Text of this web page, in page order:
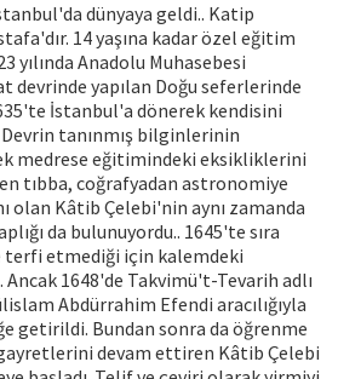
dünyaya geldi.. Katip
14 yaşına kadar özel eğitim
yılında Anadolu Muhasebesi
devrinde yapılan Doğu seferlerinde
İstanbul'a dönerek kendisini
tanınmış bilginlerinin
medrese eğitimindeki eksikliklerini
tıbba, coğrafyadan astronomiye
olan Kâtib Çelebi'nin aynı zamanda
da bulunuyordu.. 1645'te sıra
terfi etmediği için kalemdeki
1648'de Takvimü't-Tevarih adlı
Abdürrahim Efendi aracılığıyla
getirildi. Bundan sonra da öğrenme
devam ettiren Kâtib Çelebi